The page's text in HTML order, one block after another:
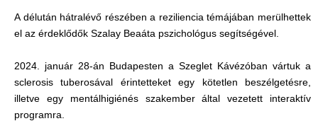
A délután hátralévő részében a reziliencia témájában merülhettek
el az érdeklődők Szalay Beaáta pszichológus segítségével.
2024. január 28-án Budapesten a Szeglet Kávézóban vártuk a
sclerosis tuberosával érintetteket egy kötetlen beszélgetésre,
illetve egy mentálhigiénés szakember által vezetett interaktív
programra.